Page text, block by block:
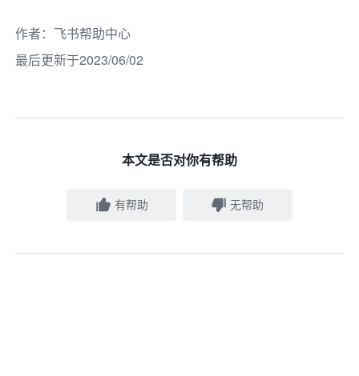
作者： 飞书帮助中心
最后更新于2023/06/02
本文是否对你有帮助
有帮助 无帮助